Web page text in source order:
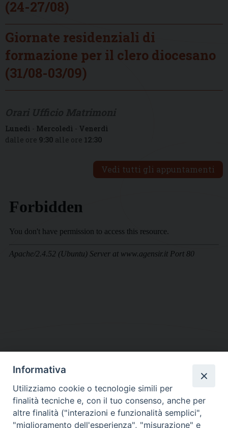
(24-27/08)
Giornate residenziali di
formazione per il clero diocesano
(31/08-03/09)
Lunedì - Mercoledì - Venerdì
dalle ore 9:30 alle ore 12:30
Vedi tutti gli appuntamenti
DIOCESI SUBURBICARIA DI ALBANO
Contatti:Tel.: 06.93268401 - Fax.: 06.9323844
E-mail:curia@diocesidialbano.it
Informativa
Utilizziamo cookie o tecnologie simili per
finalità tecniche e, con il tuo consenso, anche per
altre finalità ("interazioni e funzionalità semplici",
"miglioramento dell'esperienza", "misurazione" e